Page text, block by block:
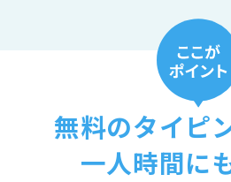
無料のタイピ
一人時間に